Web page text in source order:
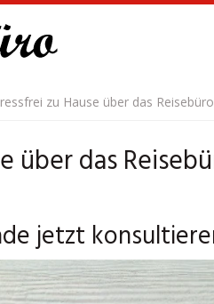
zu Hause über das
über das
jetzt